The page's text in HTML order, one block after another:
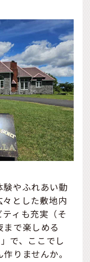
験やふれあい動
とした敷地内
ィも充実（そ
で楽しめる
で、ここでし
りませんか。